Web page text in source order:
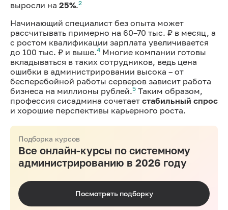
выросли на 25%.2
Начинающий специалист без опыта может
рассчитывать примерно на 60–70 тыс. ₽ в месяц, а
с ростом квалификации зарплата увеличивается
до 100 тыс. ₽ и выше.4 Многие компании готовы
вкладываться в таких сотрудников, ведь цена
ошибки в администрировании высока – от
бесперебойной работы серверов зависит работа
бизнеса на миллионы рублей.5 Таким образом,
профессия сисадмина сочетает стабильный спрос
и хорошие перспективы карьерного роста.
Подборка курсов
Все онлайн-курсы по системному
администрированию в 2026 году
Посмотреть подборку